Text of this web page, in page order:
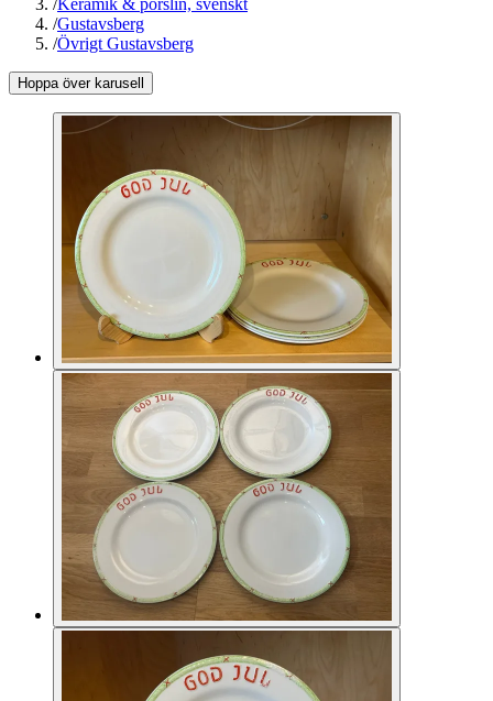
/Keramik & porslin, svenskt
/Gustavsberg
/Övrigt Gustavsberg
Hoppa över karusell